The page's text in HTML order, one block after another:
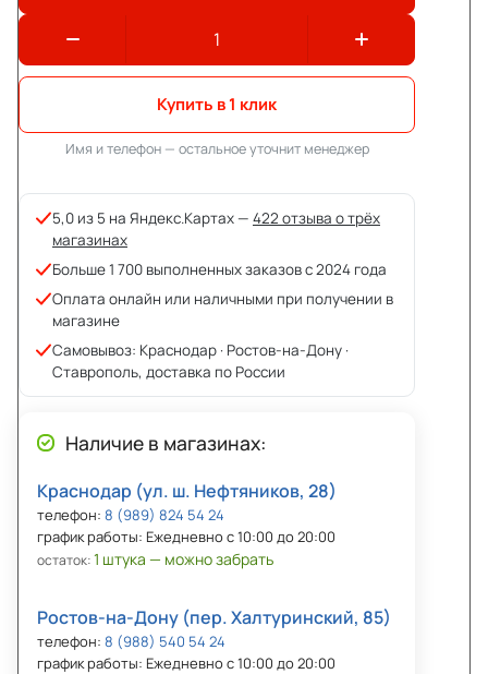
Купить в 1 клик
Имя и телефон — остальное уточнит менеджер
5,0 из 5 на Яндекс.Картах — 422 отзыва о трёх
магазинах
Больше 1 700 выполненных заказов с 2024 года
Оплата онлайн или наличными при получении в
магазине
Самовывоз: Краснодар · Ростов-на-Дону ·
Ставрополь, доставка по России
Наличие в магазинах:
Краснодар (ул. ш. Нефтяников, 28)
телефон: 8 (989) 824 54 24
график работы: Ежедневно с 10:00 до 20:00
остаток:1 штука — можно забрать
Ростов-на-Дону (пер. Халтуринский, 85)
телефон: 8 (988) 540 54 24
график работы: Ежедневно с 10:00 до 20:00